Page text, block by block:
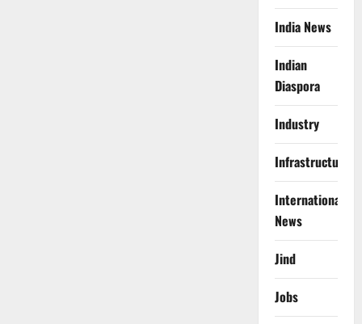
India News
Indian
Diaspora
Industry
Infrastructure
International
News
Jind
Jobs